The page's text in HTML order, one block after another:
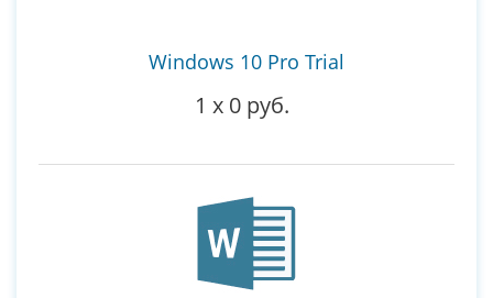
Windows 10 Pro Trial
1 x 0 руб.